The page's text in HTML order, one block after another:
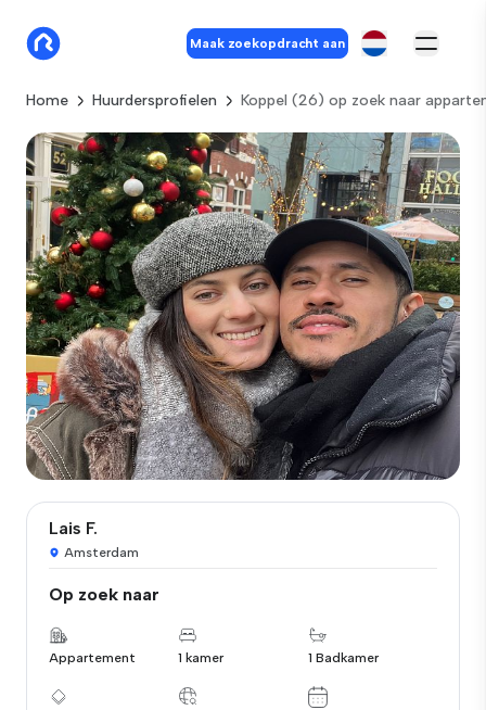
Maak zoekopdracht aan
Home Huurdersprofielen Koppel (26) op zoek naar
Lais F.
Amsterdam
Op zoek naar
Appartement 1 kamer 1 Badkamer